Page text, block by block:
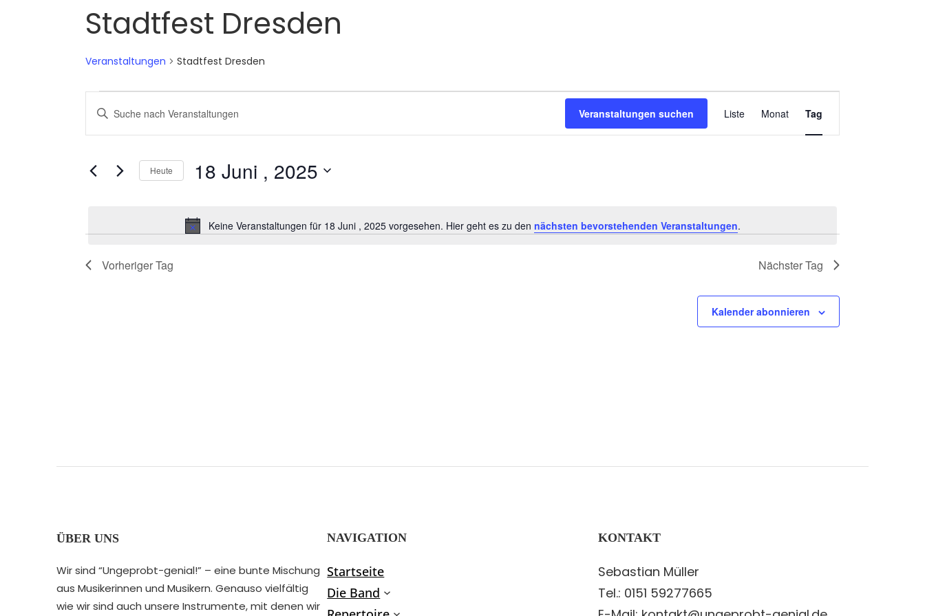
Stadtfest Dresden
Veranstaltungen Stadtfest Dresden
JUNI
Hinweis
Keine Veranstaltungen für 18 Juni , 2025 vorgesehen. Hier geht es zu den nächsten bevorstehenden Veranstaltungen.
VERANSTALTUNGEN
ANSICHTEN,
Bitte
Schlüsselwort
eingeben.
Veranstaltungen
Schlüsselwort.
Veranstaltungen suchen
Veranstaltung
Ansichten-
Liste Monat Tag
Heute 18 Juni , 2025
wählen.
Vorheriger Tag Nächster Tag
Kalender abonnieren
ÜBER UNS
Wir sind “Ungeprobt-genial!” – eine bunte Mischung
aus Musikerinnen und Musikern. Genauso vielfältig
wie wir sind auch unsere Instrumente, mit denen wir
NAVIGATION
Startseite
Die Band
KONTAKT
Sebastian Müller
Tel.: 0151 59277665